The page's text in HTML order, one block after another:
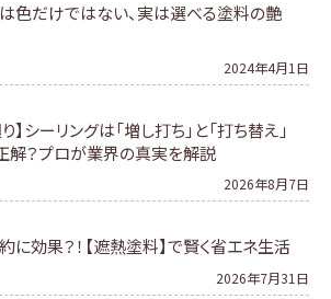
色だけではない、実は選べる塗料の艶
2024年4月1日
】シーリングは「増し打ち」と「打ち替え」
解？プロが業界の真実を解説
2026年8月7日
に効果？！【遮熱塗料】で賢く省エネ生活
2026年7月31日